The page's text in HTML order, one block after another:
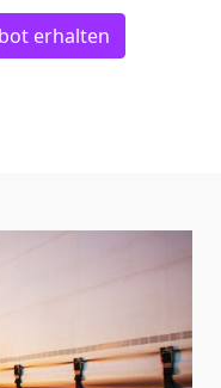
erhalten